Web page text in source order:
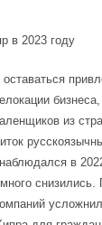
в 2023 году
из
в
снизились.